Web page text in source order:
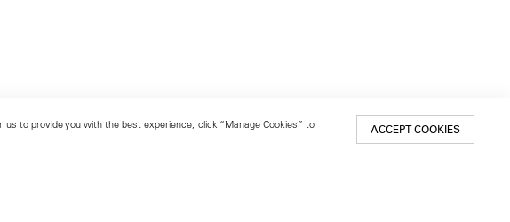
to provide you with the best experience, click “Manage Cookies” to
ACCEPT COOKIES